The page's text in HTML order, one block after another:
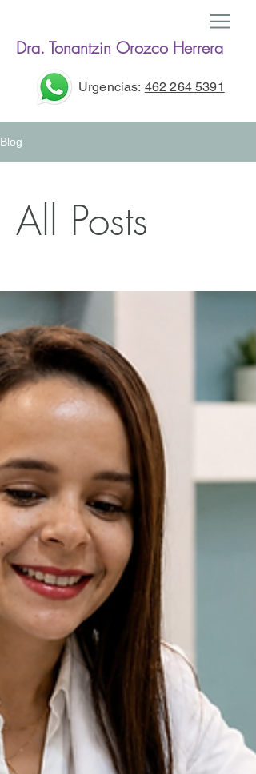
Dra. Tonantzin Orozco Herrera
Urgencias: 462 264 5391
Blog
All Posts